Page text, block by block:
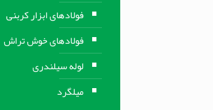
فولادهای ابزار کربنی
فولادهای خوش تراش
لوله سیلندری
میلگرد